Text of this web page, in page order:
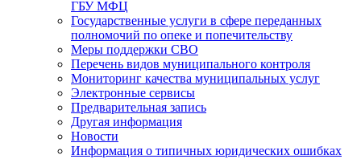
ГБУ МФЦ
Государственные услуги в сфере переданных
полномочий по опеке и попечительству
Меры поддержки СВО
Перечень видов муниципального контроля
Мониторинг качества муниципальных услуг
Электронные сервисы
Предварительная запись
Другая информация
Новости
Информация о типичных юридических ошибках